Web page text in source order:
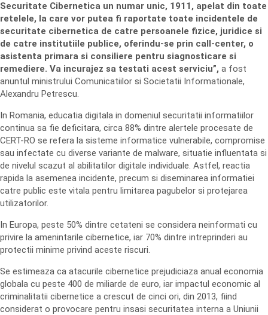
Securitate Cibernetica un numar unic, 1911, apelat din toate
retelele, la care vor putea fi raportate toate incidentele de
securitate cibernetica de catre persoanele fizice, juridice si
de catre institutiile publice, oferindu-se prin call-center, o
asistenta primara si consiliere pentru siagnosticare si
remediere. Va incurajez sa testati acest serviciu”, a fost
anuntul ministrului Comunicatiilor si Societatii Informationale,
Alexandru Petrescu.
In Romania, educatia digitala in domeniul securitatii informatiilor
continua sa fie deficitara, circa 88% dintre alertele procesate de
CERT-RO se refera la sisteme informatice vulnerabile, compromise
sau infectate cu diverse variante de malware, situatie influentata si
de nivelul scazut al abilitatilor digitale individuale. Astfel, reactia
rapida la asemenea incidente, precum si diseminarea informatiei
catre public este vitala pentru limitarea pagubelor si protejarea
utilizatorilor.
In Europa, peste 50% dintre cetateni se considera neinformati cu
privire la amenintarile cibernetice, iar 70% dintre intreprinderi au
protectii minime privind aceste riscuri.
Se estimeaza ca atacurile cibernetice prejudiciaza anual economia
globala cu peste 400 de miliarde de euro, iar impactul economic al
criminalitatii cibernetice a crescut de cinci ori, din 2013, fiind
considerat o provocare pentru insasi securitatea interna a Uniunii